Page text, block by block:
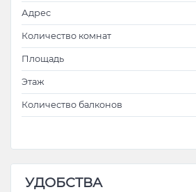
Адрес
Количество комнат
Площадь
Этаж
Количество балконов
УДОБСТВА